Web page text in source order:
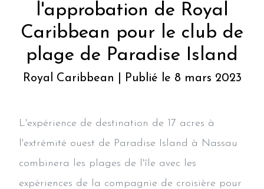
l'approbation de Royal
Caribbean pour le club de
plage de Paradise Island
Royal Caribbean | Publié le 8 mars 2023
L'expérience de destination de 17 acres à
l'extrémité ouest de Paradise Island à Nassau
combinera les plages de l'île avec les
expériences de la compagnie de croisière pour